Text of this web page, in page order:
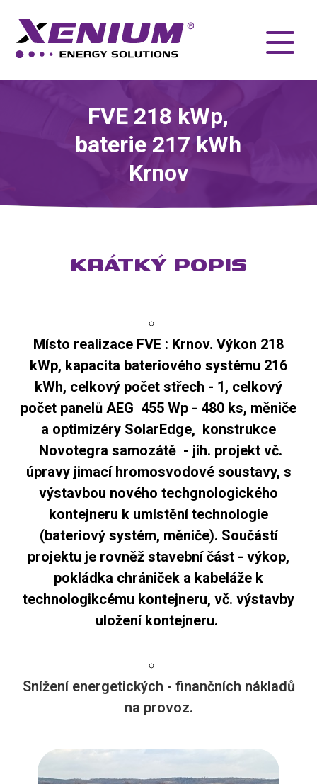
FVE 218 kWp,
baterie 217 kWh
Krnov
KRÁTKÝ POPIS
Místo realizace FVE : Krnov. Výkon 218
kWp, kapacita bateriového systému 216
kWh, celkový počet střech - 1, celkový
počet panelů AEG 455 Wp - 480 ks, měniče
a optimizéry SolarEdge, konstrukce
Novotegra samozátě - jih. projekt vč.
úpravy jimací hromosvodové soustavy, s
výstavbou nového techgnologického
kontejneru k umístění technologie
(bateriový systém, měniče). Součástí
projektu je rovněž stavební část - výkop,
pokládka chrániček a kabeláže k
technologikcému kontejneru, vč. výstavby
uložení kontejneru.
Snížení energetických - finančních nákladů
na provoz.